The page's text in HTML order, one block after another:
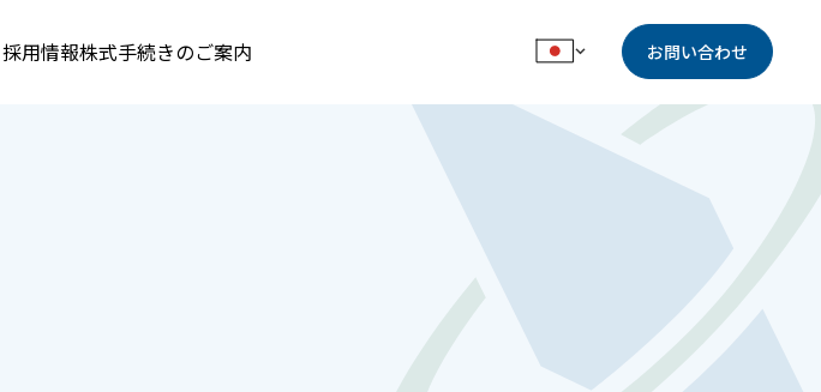
採用情報株式手続きのご案内 お問い合わせ